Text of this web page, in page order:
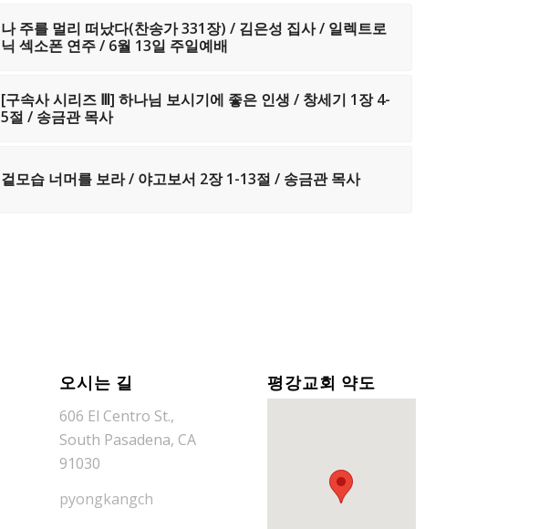
나 주를 멀리 떠났다(찬송가 331장) / 김은성 집사 / 일렉트로
닉 섹소폰 연주 / 6월 13일 주일예배
[구속사 시리즈 Ⅲ] 하나님 보시기에 좋은 인생 / 창세기 1장 4-
5절 / 송금관 목사
겉모습 너머를 보라 / 야고보서 2장 1-13절 / 송금관 목사
오시는 길
606 El Centro St.,
South Pasadena, CA
91030
pyongkangch
평강교회 약도